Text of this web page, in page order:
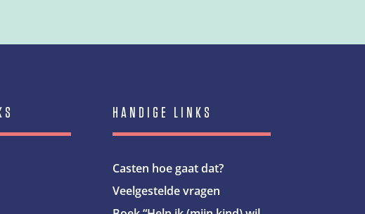
HANDIGE LINKS
Casten hoe gaat dat?
Veelgestelde vragen